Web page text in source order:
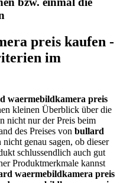
preis kaufen -
im
waermebildkamera preis
kleinen Überblick über die
nicht nur der Preis beim
des Preises von bullard
nicht genau sagen, ob dieser
schlussendlich auch gut
Produktmerkmale kannst
waermebildkamera preis